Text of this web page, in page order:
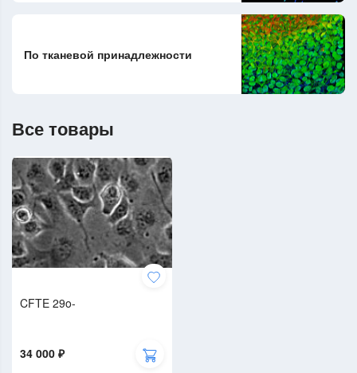
По тканевой принадлежности
Все товары
CFTE 29o-
34 000 ₽